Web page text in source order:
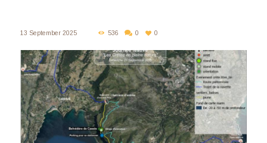
13 September 2025 536 0 0